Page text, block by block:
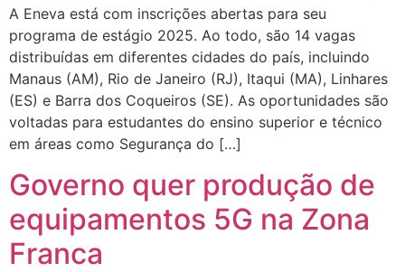
A Eneva está com inscrições abertas para seu
programa de estágio 2025. Ao todo, são 14 vagas
distribuídas em diferentes cidades do país, incluindo
Manaus (AM), Rio de Janeiro (RJ), Itaqui (MA), Linhares
(ES) e Barra dos Coqueiros (SE). As oportunidades são
voltadas para estudantes do ensino superior e técnico
em áreas como Segurança do […]
Governo quer produção de
equipamentos 5G na Zona
Franca